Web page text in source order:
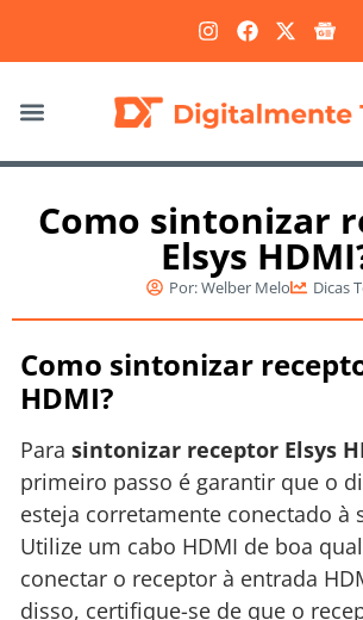
Como sintonizar
Elsys
Por:Welber Melo Dicas
Como sintonizar
HDMI?
Para sintonizar receptor Elsys
primeiro passo é garantir que o
esteja corretamente conectado à
Utilize um cabo HDMI de boa
conectar o receptor à entrada
disso, certifique-se de que o